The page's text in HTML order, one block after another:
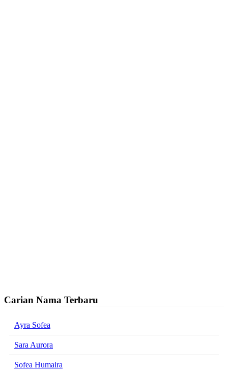
Carian Nama Terbaru
Ayra Sofea
Sara Aurora
Sofea Humaira